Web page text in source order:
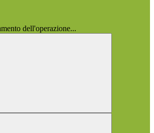
dell'operazione...